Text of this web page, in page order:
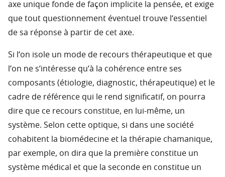
axe unique fonde de façon implicite la pensée, et exige
que tout questionnement éventuel trouve l‘essentiel
de sa réponse à partir de cet axe.
Si l‘on isole un mode de recours thérapeutique et que
l‘on ne s‘intéresse qu‘à la cohérence entre ses
composants (étiologie, diagnostic, thérapeutique) et le
cadre de référence qui le rend significatif, on pourra
dire que ce recours constitue, en lui-même, un
système. Selon cette optique, si dans une société
cohabitent la biomédecine et la thérapie chamanique,
par exemple, on dira que la première constitue un
système médical et que la seconde en constitue un